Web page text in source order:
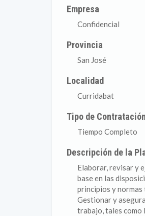
Empresa
Confidencial
Provincia
San José
Localidad
Curridabat
Tipo de Contratación
Tiempo Completo
Descripción de la
Elaborar, revisar y
base en las
principios y normas
Gestionar y
trabajo, tales como